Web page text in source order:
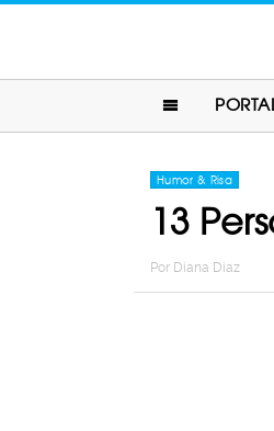
Humor & Risa
13
Por Diana Diaz